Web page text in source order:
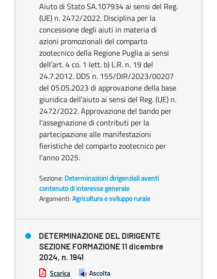
Aiuto di Stato SA.107934 ai sensi del Reg.
(UE) n. 2472/2022. Disciplina per la
concessione degli aiuti in materia di
azioni promozionali del comparto
zootecnico della Regione Puglia ai sensi
dell’art. 4 co. 1 lett. b) L.R. n. 19 del
24.7.2012. DDS n. 155/DIR/2023/00207
del 05.05.2023 di approvazione della base
giuridica dell’aiuto ai sensi del Reg. (UE) n.
2472/2022. Approvazione del bando per
l’assegnazione di contributi per la
partecipazione alle manifestazioni
fieristiche del comparto zootecnico per
l’anno 2025.
Sezione: Determinazioni dirigenziali aventi
contenuto di interesse generale
Argomenti:Agricoltura e sviluppo rurale
DETERMINAZIONE DEL DIRIGENTE
SEZIONE FORMAZIONE 11 dicembre
2024, n. 1941
Scarica Ascolta